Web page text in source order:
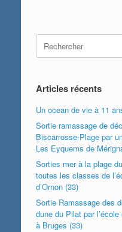
for:
Articles récents
Un ocean de vie à 11
Sortie ramassage de
Biscarrosse-Plage par
Les Eyquems de
Sorties mer à la plage
toutes les classes de
d’Ornon (33)
Sortie Ramassage des
dune du Pilat par
à Bruges (33)